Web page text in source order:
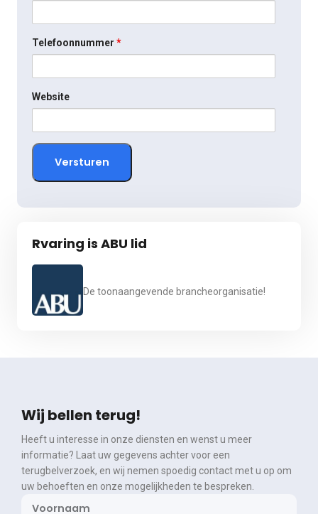
Telefoonnummer*
Website
Rvaring is ABU lid
De toonaangevende brancheorganisatie!
Wij bellen terug!
Heeft u interesse in onze diensten en wenst u meer
informatie? Laat uw gegevens achter voor een
terugbelverzoek, en wij nemen spoedig contact met u op om
uw behoeften en onze mogelijkheden te bespreken.